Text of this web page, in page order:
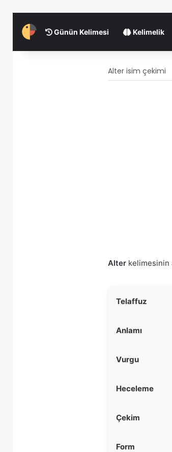
Günün Kelimesi Kelimelik
Alter isim çekimi
Alter kelimesinin
Telaffuz
Anlamı
Vurgu
Heceleme
Çekim
Form